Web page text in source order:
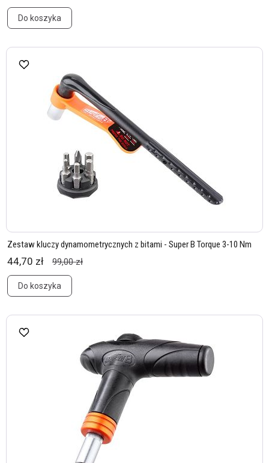
Do koszyka
Zestaw kluczy dynamometrycznych z bitami - Super B Torque 3-10 Nm
44,70 zł 99,00 zł
Do koszyka